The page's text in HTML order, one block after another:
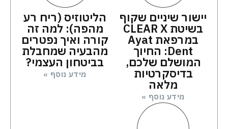
יישור שיניים שקוף
בשיטת CLEAR X
במרפאת Ayat
Dent: החיוך
המושלם שלכם,
בדיסקרטיות
מלאה
מידע נוסף »
הליטוזיס (ריח רע
מהפה): למה זה
קורה ואיך נפטרים
מהבעיה שמחבלת
בביטחון העצמי?
מידע נוסף »